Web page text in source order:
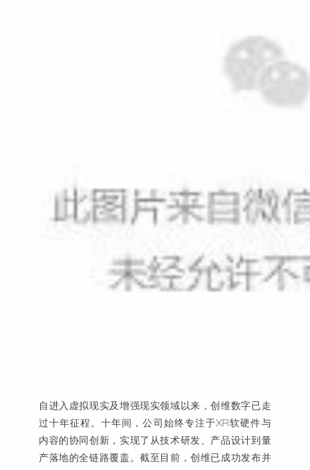
自进入虚拟现实及增强现实领域以来，创维数字已 走
过十年征程。十年间，公司始终专注于XR软硬件与
内容的协同创新，实现了从技术研发、产品设计到量
产落地的全链路覆盖。截至目前，创维已成功发布并